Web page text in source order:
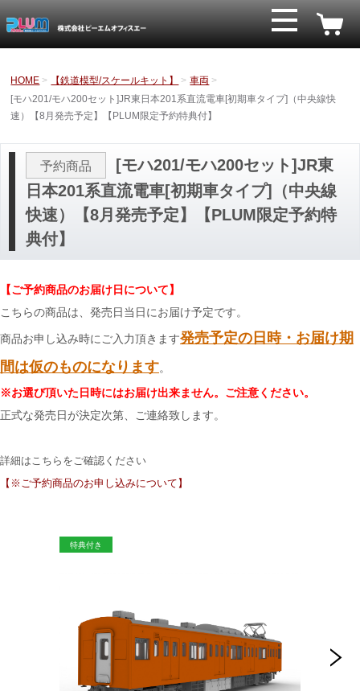
HOME 【鉄道模型/スケールキット】
車両
[モハ201/モハ200セット]JR東日本201系直流電車[初期車タイプ]（中央線快
速）【8月発売予定】【PLUM限定予約特典付】
予約商品
[モハ201/モハ200セット]JR東
日本201系直流電車[初期車タイプ]（中央線
快速）【8月発売予定】【PLUM限定予約特
典付】
【ご予約商品のお届け日について】
こちらの商品は、発売日当日にお届け予定です。
商品お申し込み時にご入力頂きます発売予定の日時・お届け期
間は仮のものになります。
※お選び頂いた日時にはお届け出来ません。ご注意ください。
正式な発売日が決定次第、ご連絡致します。
詳細はこちらをご確認ください
【※ご予約商品のお申し込みについて】